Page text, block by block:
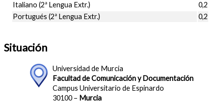
Italiano (2ª Lengua Extr.)
0,2
Portugués (2ª Lengua Extr.)
0,2
Situación
Universidad de Murcia
Facultad de Comunicación y Documentación
Campus Universitario de Espinardo
30100 – Murcia